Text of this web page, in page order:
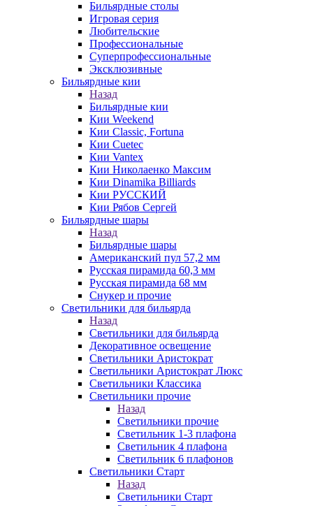
Бильярдные столы
Игровая серия
Любительские
Профессиональные
Суперпрофессиональные
Эксклюзивные
Бильярдные кии
Назад
Бильярдные кии
Кии Weekend
Кии Classic, Fortuna
Кии Cuetec
Кии Vantex
Кии Николаенко Максим
Кии Dinamika Billiards
Кии РУССКИЙ
Кии Рябов Сергей
Бильярдные шары
Назад
Бильярдные шары
Американский пул 57,2 мм
Русская пирамида 60,3 мм
Русская пирамида 68 мм
Снукер и прочие
Светильники для бильярда
Назад
Светильники для бильярда
Декоративное освещение
Светильники Аристократ
Светильники Аристократ Люкс
Светильники Классика
Светильники прочие
Назад
Светильники прочие
Светильник 1-3 плафона
Светильник 4 плафона
Светильник 6 плафонов
Светильники Старт
Назад
Светильники Старт